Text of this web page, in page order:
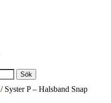
Sök
/ Syster P – Halsband Snap